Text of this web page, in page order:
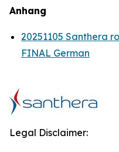
Anhang
20251105 Santhera
FINAL German
Legal Disclaimer: